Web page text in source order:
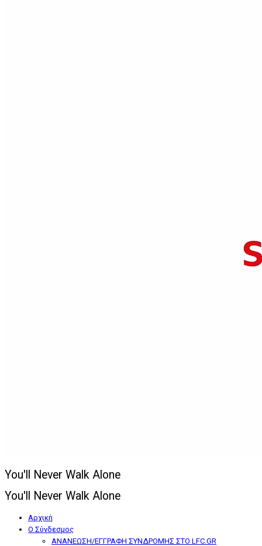
You'll Never Walk Alone
You'll Never Walk Alone
Αρχική
Ο Σύνδεσμος
ΑΝΑΝΕΩΣΗ/ΕΓΓΡΑΦΗ ΣΥΝΔΡΟΜΗΣ ΣΤΟ LFC.GR